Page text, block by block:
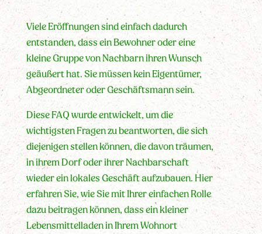
Viele Eröffnungen sind einfach dadurch
entstanden, dass ein Bewohner oder eine
kleine Gruppe von Nachbarn ihren Wunsch
geäußert hat. Sie müssen kein Eigentümer,
Abgeordneter oder Geschäftsmann sein.
Diese FAQ wurde entwickelt, um die
wichtigsten Fragen zu beantworten, die sich
diejenigen stellen können, die davon träumen,
in ihrem Dorf oder ihrer Nachbarschaft
wieder ein lokales Geschäft aufzubauen. Hier
erfahren Sie, wie Sie mit Ihrer einfachen Rolle
dazu beitragen können, dass ein kleiner
Lebensmittelladen in Ihrem Wohnort